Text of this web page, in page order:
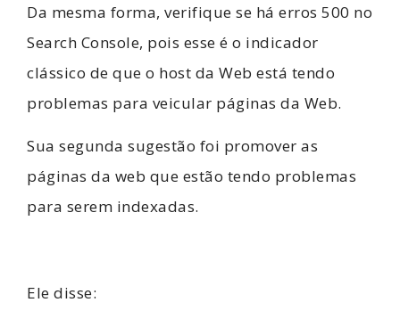
Da mesma forma, verifique se há erros 500 no
Search Console, pois esse é o indicador
clássico de que o host da Web está tendo
problemas para veicular páginas da Web.
Sua segunda sugestão foi promover as
páginas da web que estão tendo problemas
para serem indexadas.
Ele disse: